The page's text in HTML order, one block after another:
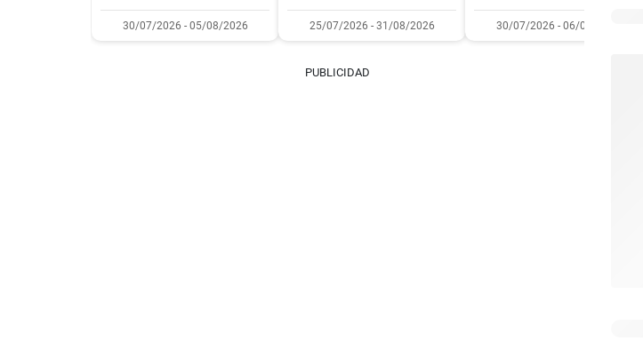
30/07/2026 - 05/08/2026 25/07/2026 - 31/08/2026 30/07/2026 - 06/08/2026
PUBLICIDAD